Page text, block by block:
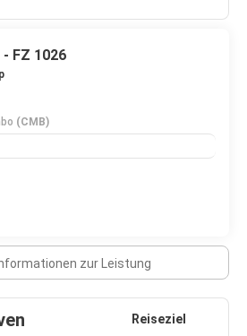
- FZ 1026
(CMB)
zur Leistung
Reiseziel